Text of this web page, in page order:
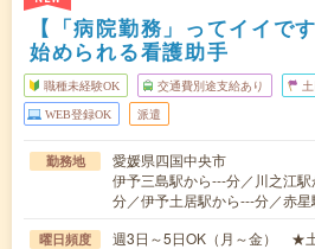
【「病院勤務」ってイイで
始められる看護助手
職種未経験OK 交通費別途支給あり
WEB登録OK 派遣
勤務地
愛媛県四国中央市
伊予三島駅から---分／川之江
分／伊予土居駅から---分／赤
曜日頻度 週3日～5日OK（月～金） ★